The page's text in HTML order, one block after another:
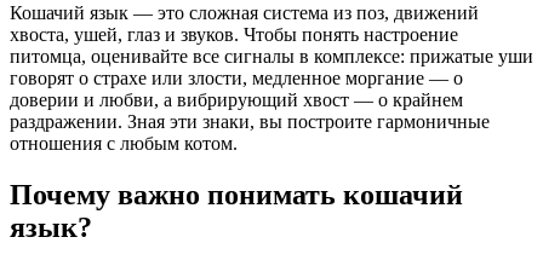
Кошачий язык — это сложная система из поз, движений
хвоста, ушей, глаз и звуков. Чтобы понять настроение
питомца, оценивайте все сигналы в комплексе: прижатые уши
говорят о страхе или злости, медленное моргание — о
доверии и любви, а вибрирующий хвост — о крайнем
раздражении. Зная эти знаки, вы построите гармоничные
отношения с любым котом.
Почему важно понимать кошачий
язык?